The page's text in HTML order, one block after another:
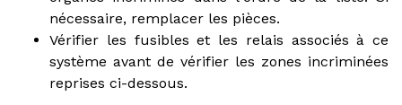
nécessaire, remplacer les pièces.
Vérifier les fusibles et les relais associés à ce
système avant de vérifier les zones incriminées
reprises ci-dessous.